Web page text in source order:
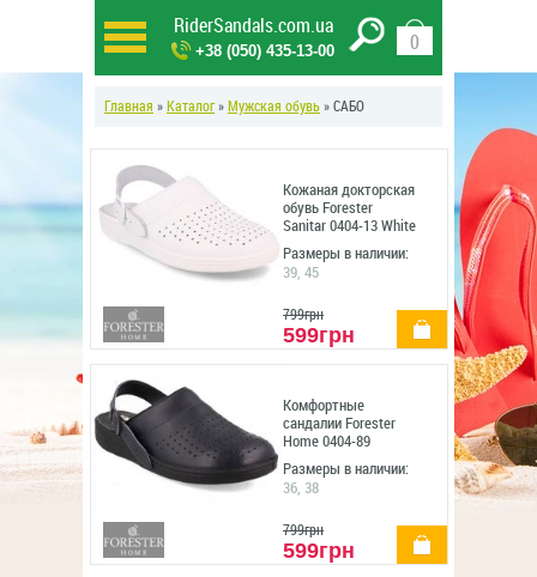
RiderSandals.com.ua
+38 (050) 435-13-00 0
Главная » Каталог» Мужская обувь » САБО
Кожаная докторская
обувь Forester
Sanitar 0404-13 White
Размеры в наличии:
39, 45
799грн
599грн
купить
Комфортные
сандалии Forester
Home 0404-89
Размеры в наличии:
36, 38
799грн
599грн
купить